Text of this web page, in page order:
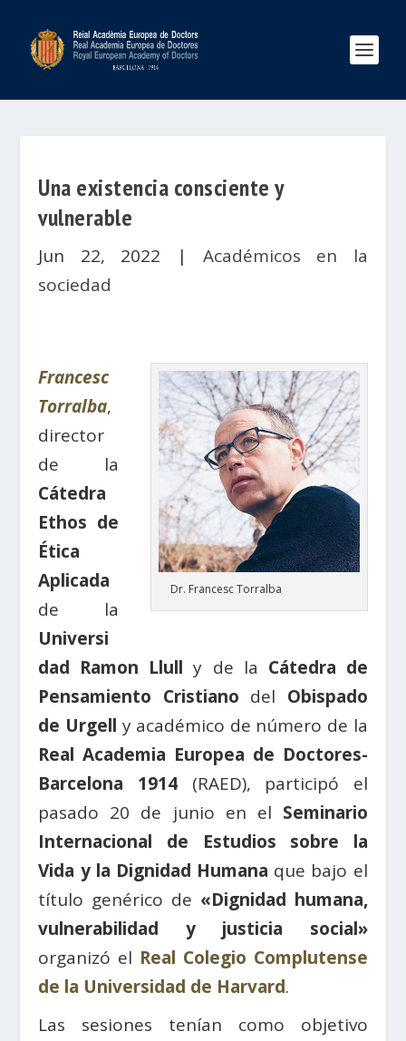
Una existencia consciente y
vulnerable
Jun 22, 2022 | Académicos en la
sociedad
Dr. Francesc Torralba
Francesc
Torralba,
director
de la
Cátedra
Ethos de
Ética
Aplicada
de la
Universi
dad Ramon Llull y de la Cátedra de
Pensamiento Cristiano del Obispado
de Urgell y académico de número de la
Real Academia Europea de Doctores-
Barcelona 1914(RAED), participó el
pasado 20 de junio en el Seminario
Internacional de Estudios sobre la
Vida y la Dignidad Humana que bajo el
título genérico de «Dignidad humana,
vulnerabilidad y justicia social»
organizó el Real Colegio Complutense
de la Universidad de Harvard.
Las sesiones tenían como objetivo